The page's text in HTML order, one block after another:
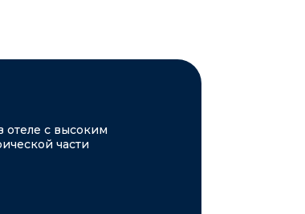
отеле с высоким
части